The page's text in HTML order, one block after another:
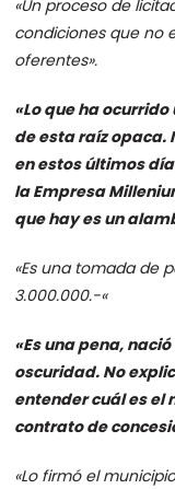
«Un proceso de
condiciones que no
oferentes».
«Lo que ha
de esta raíz opaca.
en estos últimos
la Empresa
que hay es un
«Es una tomada de
3.000.000.-«
«Es una pena,
oscuridad. No
entender cuál es el
contrato de
«Lo firmó el